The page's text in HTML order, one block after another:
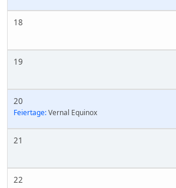
18
19
20
Feiertage:Vernal Equinox
21
22